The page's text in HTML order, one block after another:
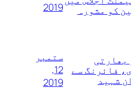
کو مشورہ
2019
بھارتی
فائرنگ سے
شہید
ستمبر
12,
2019